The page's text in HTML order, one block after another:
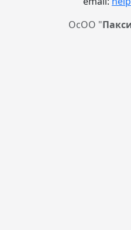
ОсОО "